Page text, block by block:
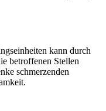
kann durch
betroffenen Stellen
schmerzenden